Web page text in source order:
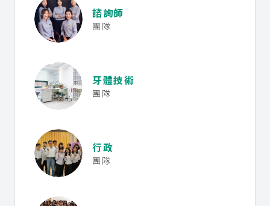
諮詢師
團隊
牙體技術
團隊
行政
團隊